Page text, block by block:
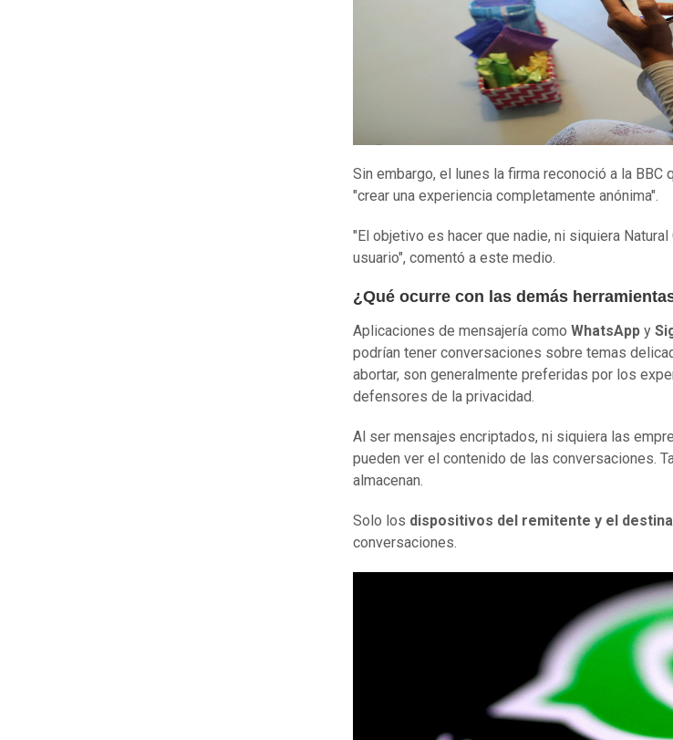
Sin embargo, el lunes la firma reconoció a la BBC
"crear una experiencia completamente anónima".
"El objetivo es hacer que nadie, ni siquiera
usuario", comentó a este medio.
¿Qué ocurre con las demás
Aplicaciones de mensajería como WhatsApp y
podrían tener conversaciones sobre temas
abortar, son generalmente preferidas por los
defensores de la privacidad.
Al ser mensajes encriptados, ni siquiera las
pueden ver el contenido de las conversaciones.
almacenan.
Solo los dispositivos del remitente y el
conversaciones.